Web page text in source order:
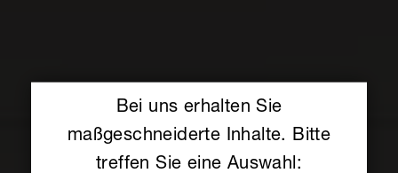
Bei uns erhalten Sie
maßgeschneiderte Inhalte. Bitte
treffen Sie eine Auswahl: